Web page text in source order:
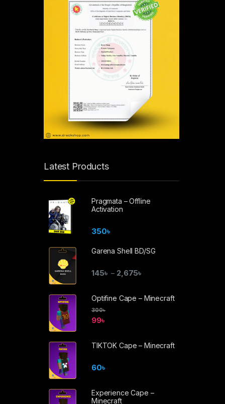
Latest Products
Pragmata – Offline
Activation
350৳
Garena Shell BD/SG
145৳ – 2,675৳
Optifine Cape – Minecraft
99৳
300৳
TIKTOK Cape – Minecraft
60৳
Experience Cape –
Minecraft